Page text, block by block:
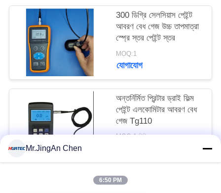
300 ডিগ্রি সেলসিয়াস পেইন্ট
আবরণ বেধ গেজ উচ্চ তাপমাত্রা
স্প্রে স্তর পেইন্ট স্তর
MOQ:1
যোগাযোগ
অন্তর্নির্মিত প্রিন্টার ড্রাই ফিল্ম
পেইন্ট এলকোমিটার আবরণ বেধ
গেজ Tg110
MOQ:1 পিসি
Mr.JingAn Chen
6:50 PM